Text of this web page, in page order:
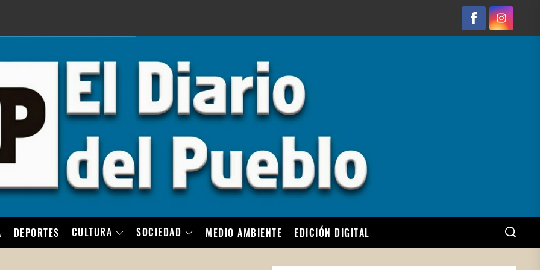
FacebookInstagram
DEPORTES CULTURA SOCIEDAD MEDIO AMBIENTE EDICIÓN DIGITAL